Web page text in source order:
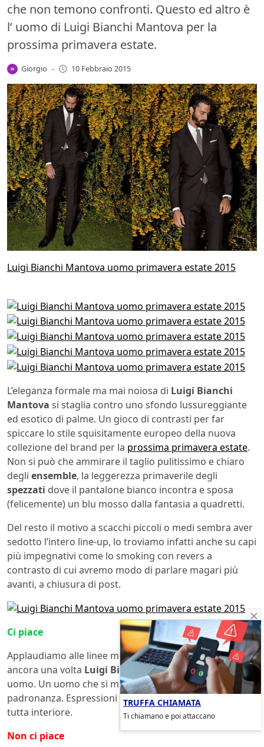
che non temono confronti. Questo ed altro è
l’ uomo di Luigi Bianchi Mantova per la
prossima primavera estate.
Giorgio - 10 Febbraio 2015
Luigi Bianchi Mantova uomo primavera estate 2015
L’eleganza formale ma mai noiosa di Luigi Bianchi
Mantova si staglia contro uno sfondo lussureggiante
ed esotico di palme. Un gioco di contrasti per far
spiccare lo stile squisitamente europeo della nuova
collezione del brand per la prossima primavera estate.
Non si può che ammirare il taglio pulitissimo e chiaro
degli ensemble, la leggerezza primaverile degli
spezzati dove il pantalone bianco incontra e sposa
(felicemente) un blu mosso dalla fantasia a quadretti.
Del resto il motivo a scacchi piccoli o medi sembra aver
sedotto l’intero line-up, lo troviamo infatti anche su capi
più impegnativi come lo smoking con revers a
contrasto di cui avremo modo di parlare magari più
avanti, a chiusura di post.
Ci piace
Applaudiamo alle linee mirabili, ai tagli impeccabili che
ancora una volta Luigi Bianchi Mantovaregala al suo
uomo. Un uomo che si muove con grande eleganza e
padronanza. Espressioni entrambe di una necessità
tutta interiore.
Non ci piace
TRUFFA CHIAMATA
Ti chiamano e poi attaccano